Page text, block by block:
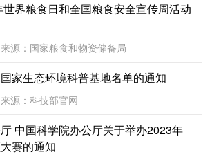
界粮食日和全国粮食安全宣传周活动
来源：国家粮食和物资储备局
家生态环境科普基地名单的通知
来源：科技部官网
中国科学院办公厅关于举办2023年
赛的通知